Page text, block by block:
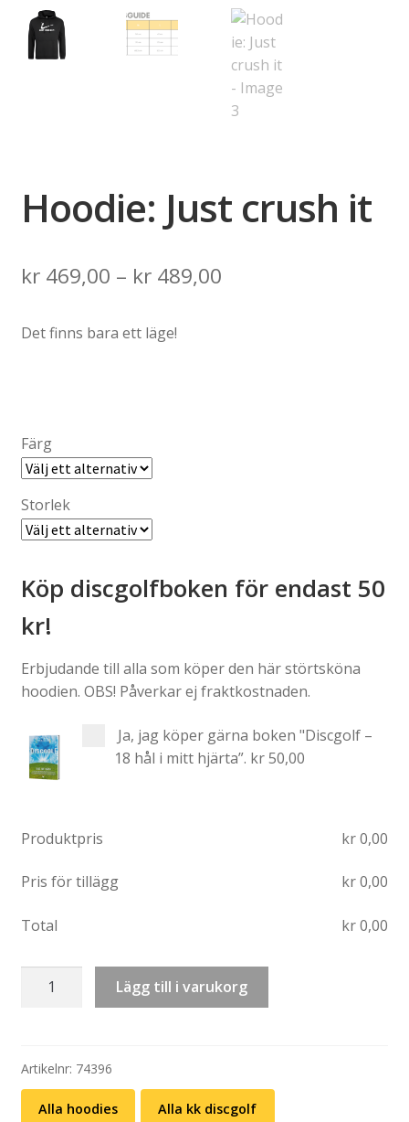
Hoodie: Just crush it
kr469,00 – kr489,00Price
Det finns bara ett läge!
Färg
Storlek
Köp discgolfboken för endast 50
kr!
Erbjudande till alla som köper den här störtsköna
hoodien. OBS! Påverkar ej fraktkostnaden.
Ja, jag köper gärna boken "Discgolf –
18 hål i mitt hjärta”. kr 50,00
Produktpris kr0,00
Pris för tillägg kr0,00
Total kr0,00
Hoodie:
mängd
Lägg till i varukorg
Artikelnr: 74396
Alla hoodies Alla kk discgolf